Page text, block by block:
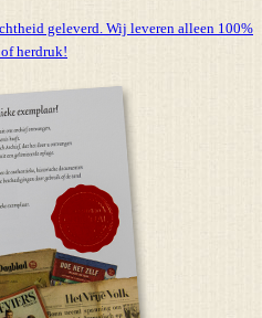
geleverd. Wij leveren alleen 100%
herdruk!